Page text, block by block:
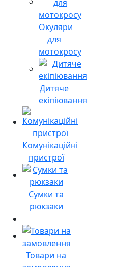
Окуляри
для
мотокросу
Дитяче
екіпіювання
Комунікаційні
пристрої
Сумки та
рюкзаки
Товари на